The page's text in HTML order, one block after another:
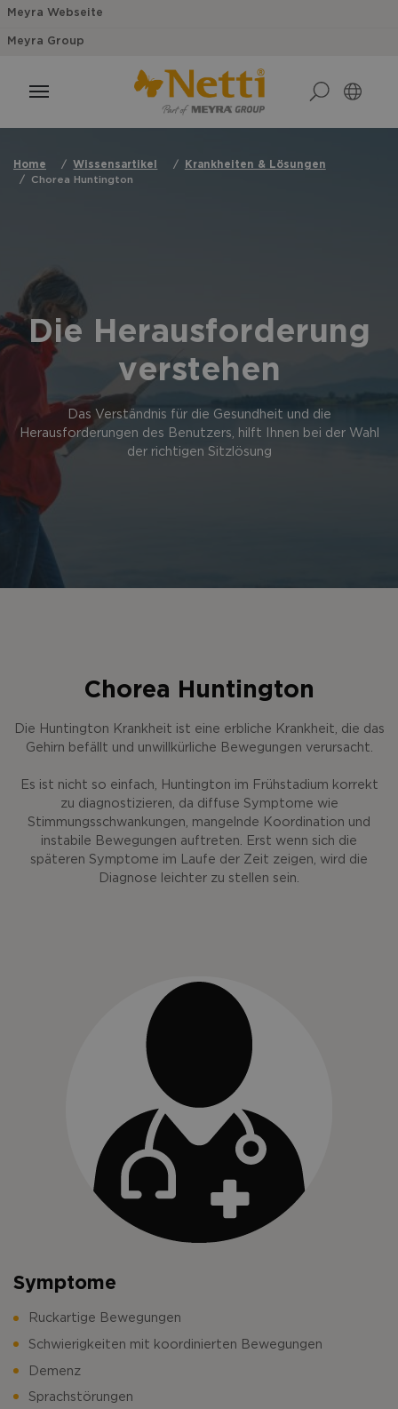
Meyra Webseite
Meyra Group
Home Wissensartikel
Krankheiten & Lösungen
Chorea Huntington
Die Herausforderung
verstehen
Das Verständnis für die Gesundheit und die
Herausforderungen des Benutzers, hilft Ihnen bei der Wahl
der richtigen Sitzlösung
Chorea Huntington
Die Huntington Krankheit ist eine erbliche Krankheit, die das
Gehirn befällt und unwillkürliche Bewegungen verursacht.
Es ist nicht so einfach, Huntington im Frühstadium korrekt
zu diagnostizieren, da diffuse Symptome wie
Stimmungsschwankungen, mangelnde Koordination und
instabile Bewegungen auftreten. Erst wenn sich die
späteren Symptome im Laufe der Zeit zeigen, wird die
Diagnose leichter zu stellen sein.
Symptome
Ruckartige Bewegungen
Schwierigkeiten mit koordinierten Bewegungen
Demenz
Sprachstörungen